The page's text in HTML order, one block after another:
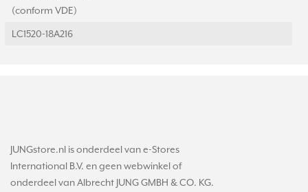
(conform VDE)
LC1520-18A216
JUNGstore.nl is onderdeel van e-Stores
International B.V. en geen webwinkel of
onderdeel van Albrecht JUNG GMBH & CO. KG.